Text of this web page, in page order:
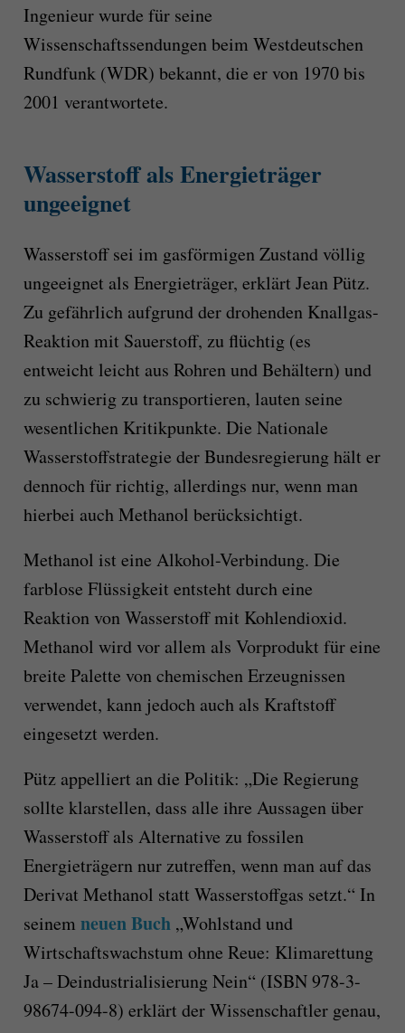
Ingenieur wurde für seine
Wissenschaftssendungen beim Westdeutschen
Rundfunk (WDR) bekannt, die er von 1970 bis
2001 verantwortete.
Wasserstoff als Energieträger
ungeeignet
Wasserstoff sei im gasförmigen Zustand völlig
ungeeignet als Energieträger, erklärt Jean Pütz.
Zu gefährlich aufgrund der drohenden Knallgas-
Reaktion mit Sauerstoff, zu flüchtig (es
entweicht leicht aus Rohren und Behältern) und
zu schwierig zu transportieren, lauten seine
wesentlichen Kritikpunkte. Die Nationale
Wasserstoffstrategie der Bundesregierung hält er
dennoch für richtig, allerdings nur, wenn man
hierbei auch Methanol berücksichtigt.
Methanol ist eine Alkohol-Verbindung. Die
farblose Flüssigkeit entsteht durch eine
Reaktion von Wasserstoff mit Kohlendioxid.
Methanol wird vor allem als Vorprodukt für eine
breite Palette von chemischen Erzeugnissen
verwendet, kann jedoch auch als Kraftstoff
eingesetzt werden.
Pütz appelliert an die Politik: „Die Regierung
sollte klarstellen, dass alle ihre Aussagen über
Wasserstoff als Alternative zu fossilen
Energieträgern nur zutreffen, wenn man auf das
Derivat Methanol statt Wasserstoffgas setzt.“ In
seinem neuen Buch„Wohlstand und
Wirtschaftswachstum ohne Reue: Klimarettung
Ja – Deindustrialisierung Nein“ (ISBN 978-3-
98674-094-8) erklärt der Wissenschaftler genau,